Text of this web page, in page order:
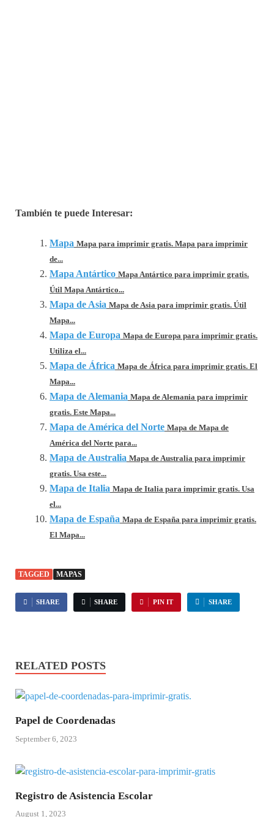
También te puede Interesar:
Mapa Mapa para imprimir gratis. Mapa para imprimir
de...
Mapa Antártico Mapa Antártico para imprimir gratis.
Útil Mapa Antártico...
Mapa de Asia Mapa de Asia para imprimir gratis. Útil
Mapa...
Mapa de Europa Mapa de Europa para imprimir gratis.
Utiliza el...
Mapa de África Mapa de África para imprimir gratis. El
Mapa...
Mapa de Alemania Mapa de Alemania para imprimir
gratis. Este Mapa...
Mapa de América del Norte Mapa de Mapa de
América del Norte para...
Mapa de Australia Mapa de Australia para imprimir
gratis. Usa este...
Mapa de Italia Mapa de Italia para imprimir gratis. Usa
el...
Mapa de España Mapa de España para imprimir gratis.
El Mapa...
TAGGED MAPAS
SHARE SHARE PIN IT SHARE
RELATED POSTS
Papel de Coordenadas
September 6, 2023
Registro de Asistencia Escolar
August 1, 2023